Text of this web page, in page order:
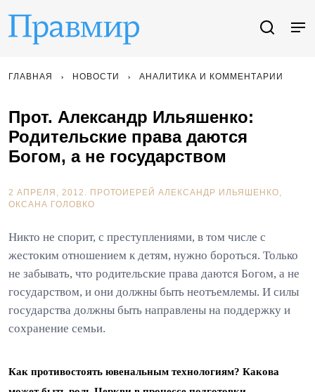
ГЛАВНАЯ НОВОСТИ АНАЛИТИКА И КОММЕНТАРИИ
Прот. Александр Ильяшенко:
Родительские права даются
Богом, а не государством
2 АПРЕЛЯ, 2012. ПРОТОИЕРЕЙ АЛЕКСАНДР ИЛЬЯШЕНКО
ОКСАНА ГОЛОВКО
Никто не спорит, с преступлениями, в том числе с
жестоким отношением к детям, нужно бороться. Только
не забывать, что родительские права даются Богом, а не
государством, и они должны быть неотъемлемы. И силы
государства должны быть направлены на поддержку и
сохранение семьи.
Как противостоять ювенальным технологиям? Какова